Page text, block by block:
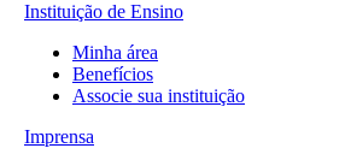
Instituição de Ensino
Minha área
Benefícios
Associe sua instituição
Imprensa